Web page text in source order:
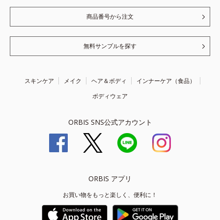
商品番号から注文
無料サンプルを探す
スキンケア メイク ヘア＆ボディ
インナーケア（食品）
ボディウェア
ORBIS SNS公式アカウント
ORBIS アプリ
お買い物をもっと楽しく、便利に！